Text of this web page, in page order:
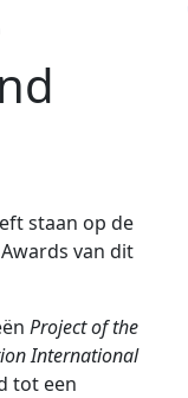
staan op de
van dit
Project of the
International
tot een